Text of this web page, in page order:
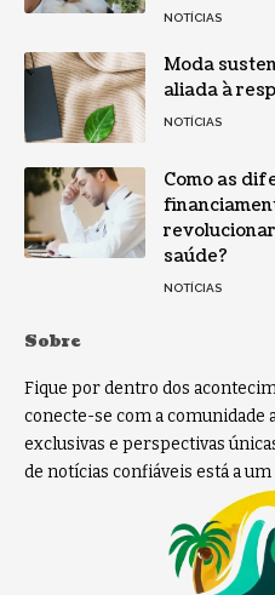
NOTÍCIAS
Moda
aliada à
NOTÍCIAS
Como as
saúde?
NOTÍCIAS
Sobre
Fique por dentro dos
conecte-se com a comunidade
exclusivas e perspectivas
de notícias confiáveis está a